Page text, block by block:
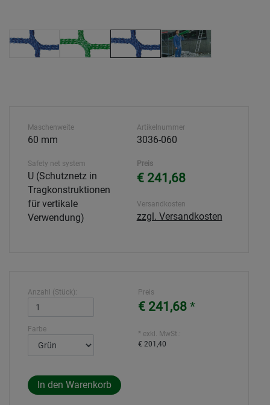
Maschenweite
60 mm
Safety net system
U (Schutznetz in
Tragkonstruktionen
für vertikale
Verwendung)
Artikelnummer
3036-060
Preis
€ 241,68
Versandkosten
zzgl. Versandkosten
Anzahl (Stück):
Farbe
Preis
€ 241,68 *
* exkl. MwSt.:
€ 201,40